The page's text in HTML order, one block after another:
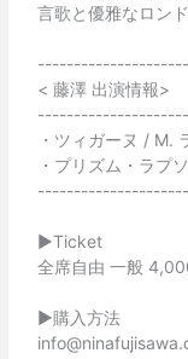
言歌と優雅なロン
< 藤澤 出演情報>
・ツィガーヌ / M.
・プリズム・ラプ
▶︎Ticket
全席自由 一般
▶︎購入方法